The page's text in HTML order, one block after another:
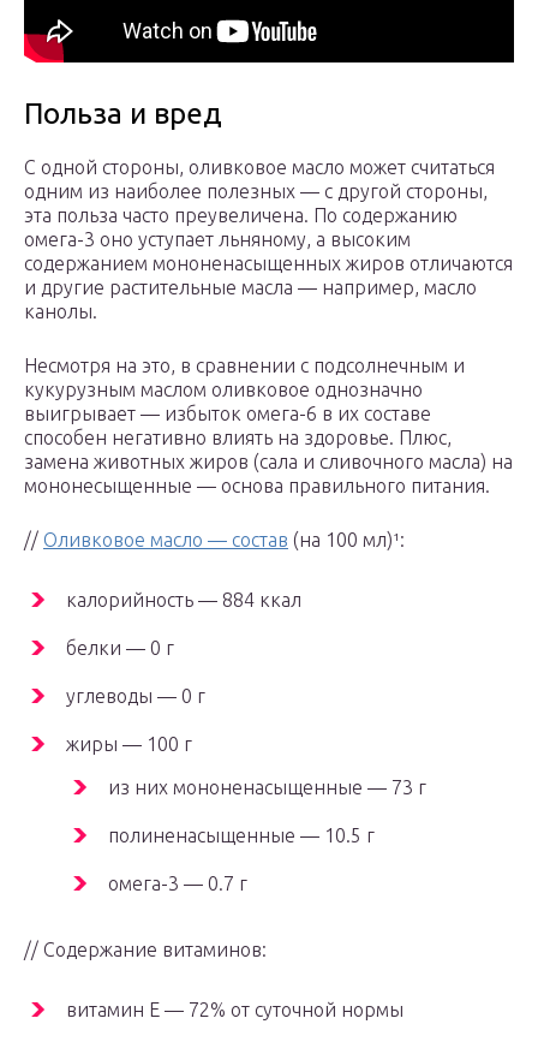
Польза и вред
С одной стороны, оливковое масло может считаться
одним из наиболее полезных — с другой стороны,
эта польза часто преувеличена. По содержанию
омега-3 оно уступает льняному, а высоким
содержанием мононенасыщенных жиров отличаются
и другие растительные масла — например, масло
канолы.
Несмотря на это, в сравнении с подсолнечным и
кукурузным маслом оливковое однозначно
выигрывает — избыток омега-6 в их составе
способен негативно влиять на здоровье. Плюс,
замена животных жиров (сала и сливочного масла) на
мононесыщенные — основа правильного питания.
// Оливковое масло — состав (на 100 мл)¹:
калорийность — 884 ккал
белки — 0 г
углеводы — 0 г
жиры — 100 г
из них мононенасыщенные — 73 г
полиненасыщенные — 10.5 г
омега-3 — 0.7 г
// Содержание витаминов:
витамин Е — 72% от суточной нормы